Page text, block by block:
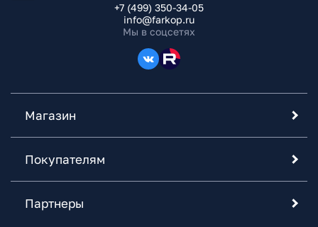
+7 (499) 350-34-05
info@farkop.ru
Мы в соцсетях
Магазин
Покупателям
Партнеры